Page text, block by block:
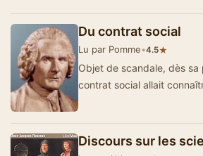
Du contrat social
Lu par Pomme•4.5★
Objet de scandale, dès sa
contrat social allait
Discours sur les